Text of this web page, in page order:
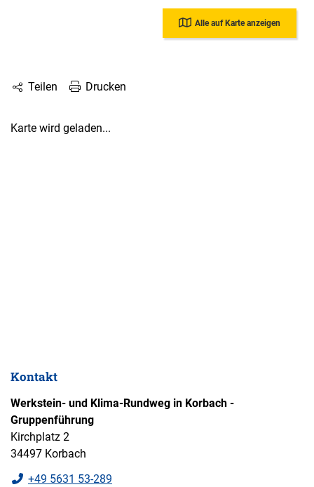
Alle auf Karte anzeigen
Teilen Drucken
Karte wird geladen...
Kontakt
Werkstein- und Klima-Rundweg in Korbach -
Gruppenführung
Kirchplatz 2
34497 Korbach
+49 5631 53-289